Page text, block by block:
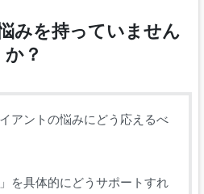
みを持っていません
か？
アントの悩みにどう応えるべ
を具体的にどうサポートすれ